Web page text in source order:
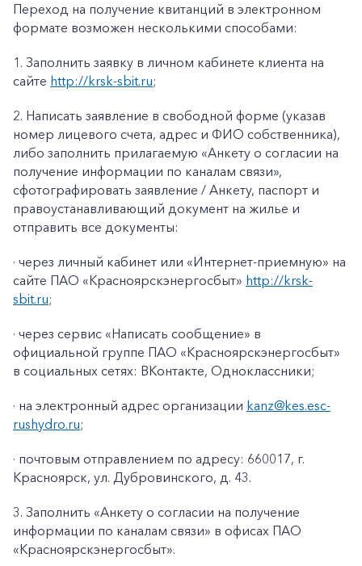
Переход на получение квитанций в электронном
формате возможен несколькими способами:
1. Заполнить заявку в личном кабинете клиента на
сайте http://krsk-sbit.ru;
2. Написать заявление в свободной форме (указав
номер лицевого счета, адрес и ФИО собственника),
либо заполнить прилагаемую «Анкету о согласии на
получение информации по каналам связи»,
сфотографировать заявление / Анкету, паспорт и
правоустанавливающий документ на жилье и
отправить все документы:
· через личный кабинет или «Интернет-приемную» на
сайте ПАО «Красноярскэнергосбыт» http://krsk-
sbit.ru;
· через сервис «Написать сообщение» в
официальной группе ПАО «Красноярскэнергосбыт»
в социальных сетях: ВКонтакте, Одноклассники;
· на электронный адрес организации kanz@kes.esc-
rushydro.ru;
· почтовым отправлением по адресу: 660017, г.
Красноярск, ул. Дубровинского, д. 43.
3. Заполнить «Анкету о согласии на получение
информации по каналам связи» в офисах ПАО
«Красноярскэнергосбыт».